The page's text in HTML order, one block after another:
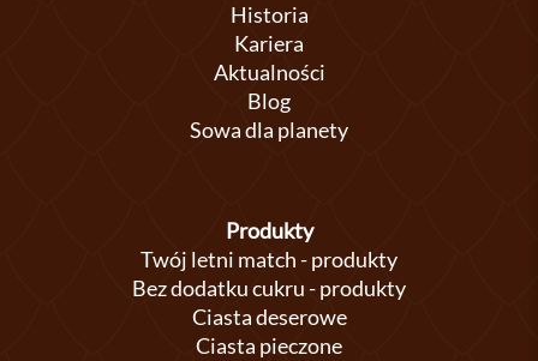
Historia
Kariera
Aktualności
Blog
Sowa dla planety
Produkty
Twój letni match - produkty
Bez dodatku cukru - produkty
Ciasta deserowe
Ciasta pieczone